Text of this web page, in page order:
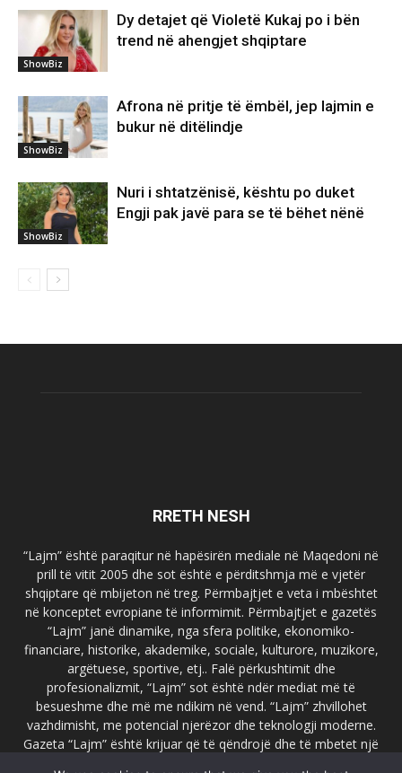
ShowBiz
Dy detajet që Violetë Kukaj po i bën
trend në ahengjet shqiptare
ShowBiz
Afrona në pritje të ëmbël, jep lajmin e
bukur në ditëlindje
ShowBiz
Nuri i shtatzënisë, kështu po duket
Engji pak javë para se të bëhet nënë
RRETH NESH
“Lajm” është paraqitur në hapësirën mediale në Maqedoni në
prill të vitit 2005 dhe sot është e përditshmja më e vjetër
shqiptare që mbijeton në treg. Përmbajtjet e veta i mbështet
në konceptet evropiane të informimit. Përmbajtjet e gazetës
“Lajm” janë dinamike, nga sfera politike, ekonomiko-
financiare, historike, akademike, sociale, kulturore, muzikore,
argëtuese, sportive, etj.. Falë përkushtimit dhe
profesionalizmit, “Lajm” sot është ndër mediat më të
besueshme dhe më me ndikim në vend. “Lajm” zhvillohet
vazhdimisht, me potencial njerëzor dhe teknologji moderne.
Gazeta “Lajm” është krijuar që të qëndrojë dhe të mbetet një